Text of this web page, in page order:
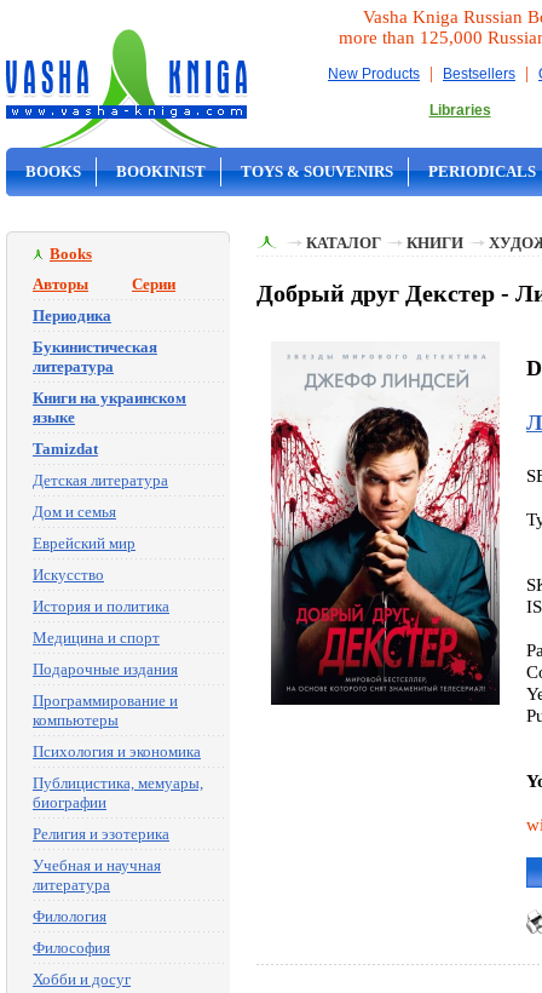
Vasha Kniga Russian
more than 125,000
New Products | Bestsellers |
Libraries
BOOKS BOOKINIST TOYS & SOUVENIRS PERIODICALS
Books
Авторы
Серии
Периодика
Букинистическая
литература
Книги на украинском
языке
Tamizdat
Детская литература
Дом и семья
Еврейский мир
Искусство
История и политика
Медицина и спорт
Подарочные издания
Программирование и
компьютеры
Психология и экономика
Публицистика, мемуары,
биографии
Религия и эзотерика
Учебная и научная
литература
Филология
Философия
Хобби и досуг
КАТАЛОГ КНИГИ
Добрый друг Декстер -